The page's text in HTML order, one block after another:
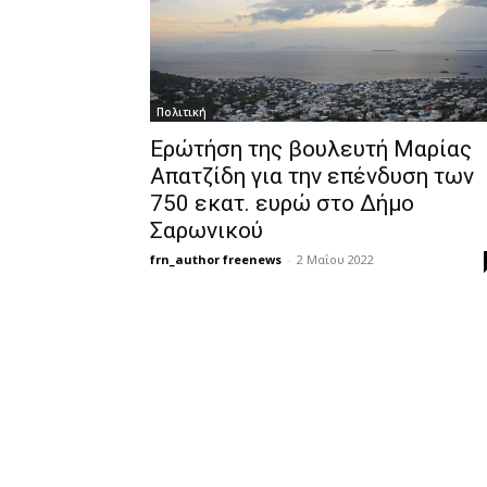
Πολιτική
Ερώτήση της βουλευτή Μαρίας
Απατζίδη για την επένδυση των
750 εκατ. ευρώ στο Δήμο
Σαρωνικού
frn_author freenews - 2 Μαΐου 2022